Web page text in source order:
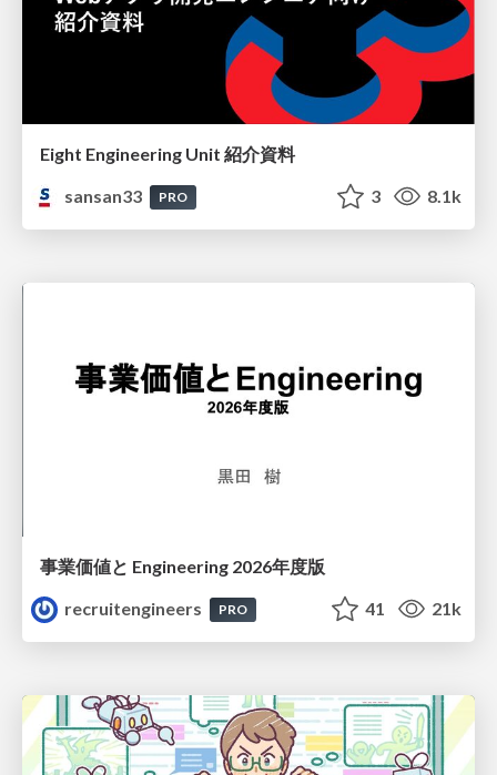
Eight Engineering Unit 紹介資料
sansan33
PRO 3 8.1k
事業価値と Engineering 2026年度版
recruitengineers
PRO 41 21k